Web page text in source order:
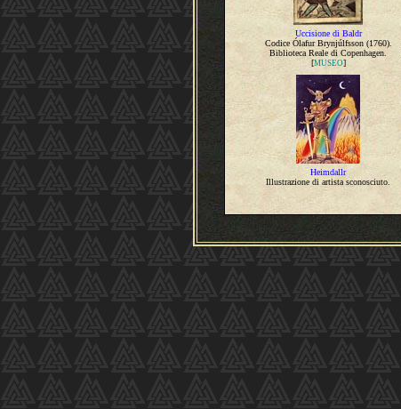
Uccisione di Baldr
Codice Ólafur Brynjúlfsson (1760).
Biblioteca Reale di Copenhagen.
[MUSEO]
Heimdallr
Illustrazione di artista sconosciuto.